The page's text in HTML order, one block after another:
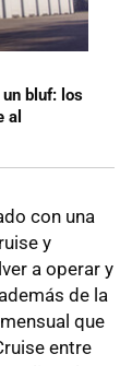
bluf: los
al
con una
y
a operar y
de la
que
entre